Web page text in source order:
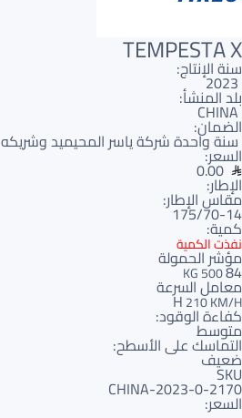
TEMPESTA X
سنة الإنتاج:
2023
بلد المنشأ:
CHINA
الضمان:
سنة واحدة شركة ياسر المحيميد وشريكه
السعر:
0.00
الإطار:
مقاس الإطار:
175/70-14
كمية:
نفذت الكمية
مؤشر الحمولة
84
500 KG
معامل السرعة
H210 KM/H
كفاءة الوقود:
متوسط
التماسك على الأسطح:
ضعيف
SKU
2170-CHINA-2023-0
السعر: